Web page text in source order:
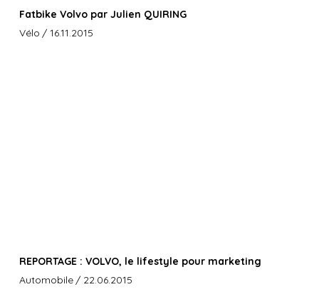
Fatbike Volvo par Julien QUIRING
Vélo / 16.11.2015
REPORTAGE : VOLVO, le lifestyle pour marketing
Automobile / 22.06.2015